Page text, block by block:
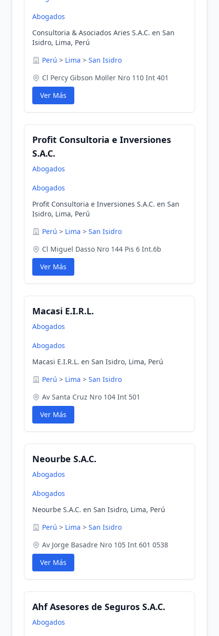
Abogados
Consultoria & Asociados Aries S.A.C. en San
Isidro, Lima, Perú
Perú > Lima > San Isidro
Cl Percy Gibson Moller Nro 110 Int 401
Ver Más
Profit Consultoria e Inversiones
S.A.C.
Abogados
Abogados
Profit Consultoria e Inversiones S.A.C. en San
Isidro, Lima, Perú
Perú > Lima > San Isidro
Cl Miguel Dasso Nro 144 Pis 6 Int.6b
Ver Más
Macasi E.I.R.L.
Abogados
Abogados
Macasi E.I.R.L. en San Isidro, Lima, Perú
Perú > Lima > San Isidro
Av Santa Cruz Nro 104 Int 501
Ver Más
Neourbe S.A.C.
Abogados
Abogados
Neourbe S.A.C. en San Isidro, Lima, Perú
Perú > Lima > San Isidro
Av Jorge Basadre Nro 105 Int 601 0538
Ver Más
Ahf Asesores de Seguros S.A.C.
Abogados